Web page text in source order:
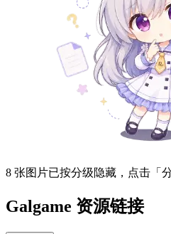
8 张图片已按分级隐藏，点击「
Galgame 资源链接